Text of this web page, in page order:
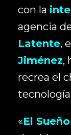
con la
agencia
Latente,
Jiménez,
recrea el
«El